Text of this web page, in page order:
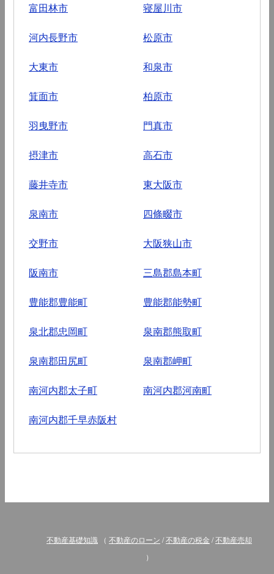
富田林市 寝屋川市
河内長野市 松原市
大東市 和泉市
箕面市 柏原市
羽曳野市 門真市
摂津市 高石市
藤井寺市 東大阪市
泉南市 四條畷市
交野市 大阪狭山市
阪南市 三島郡島本町
豊能郡豊能町 豊能郡能勢町
泉北郡忠岡町 泉南郡熊取町
泉南郡田尻町 泉南郡岬町
南河内郡太子町 南河内郡河南町
南河内郡千早赤阪村
不動産基礎知識 （ 不動産のローン /不動産の税金 /不動産売却
）